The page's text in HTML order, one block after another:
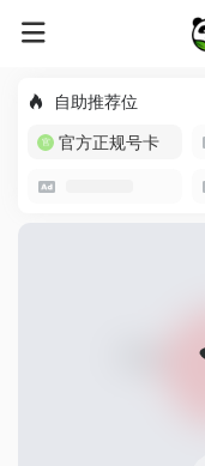
自助推荐位
官方正规号卡